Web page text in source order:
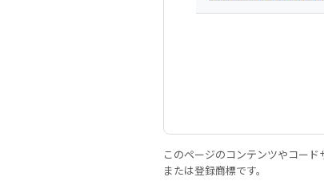
このページのコンテンツやコード
または登録商標です。